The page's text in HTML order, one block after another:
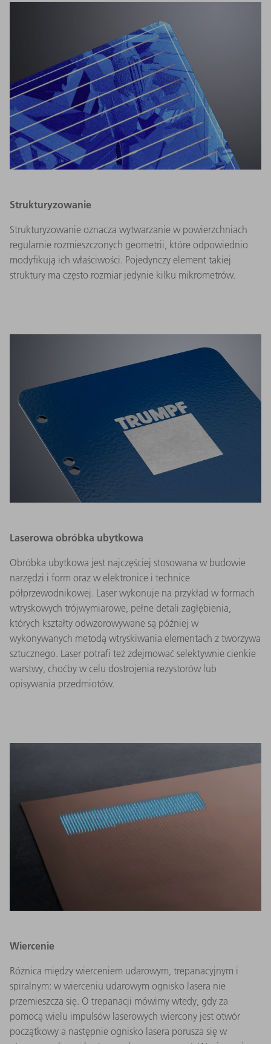
Strukturyzowanie
Strukturyzowanie oznacza wytwarzanie w powierzchniach
regularnie rozmieszczonych geometrii, które odpowiednio
modyfikują ich właściwości. Pojedynczy element takiej
struktury ma często rozmiar jedynie kilku mikrometrów.
Laserowa obróbka ubytkowa
Obróbka ubytkowa jest najczęściej stosowana w budowie
narzędzi i form oraz w elektronice i technice
półprzewodnikowej. Laser wykonuje na przykład w formach
wtryskowych trójwymiarowe, pełne detali zagłębienia,
których kształty odwzorowywane są później w
wykonywanych metodą wtryskiwania elementach z tworzywa
sztucznego. Laser potrafi też zdejmować selektywnie cienkie
warstwy, choćby w celu dostrojenia rezystorów lub
opisywania przedmiotów.
Wiercenie
Różnica między wierceniem udarowym, trepanacyjnym i
spiralnym: w wierceniu udarowym ognisko lasera nie
przemieszcza się. O trepanacji mówimy wtedy, gdy za
pomocą wielu impulsów laserowych wiercony jest otwór
początkowy a następnie ognisko lasera porusza się w